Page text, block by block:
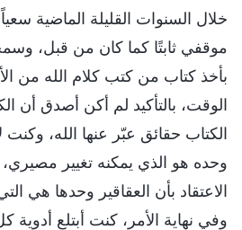
خلال السنوات القليلة الماضية
موقفي ثابتًا كما كان من قبل،
بأخذ كتاب من كتب كلام الله من
الوقت، بالتأكيد لم أكن أصدق أن
الكتاب حقائق عبّر عنها الله، وكنت
وحده هو الذي يمكنه تغيير
الاعتقاد بأن العقاقير وحدها هي
وفي نهاية الأمر، كنت أبتلع أدوية